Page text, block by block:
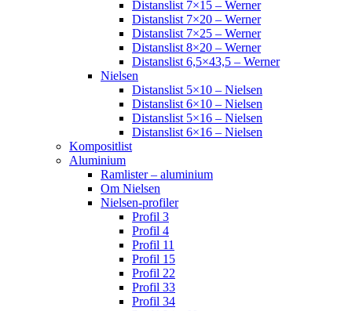
Distanslist 7×15 – Werner
Distanslist 7×20 – Werner
Distanslist 7×25 – Werner
Distanslist 8×20 – Werner
Distanslist 6,5×43,5 – Werner
Nielsen
Distanslist 5×10 – Nielsen
Distanslist 6×10 – Nielsen
Distanslist 5×16 – Nielsen
Distanslist 6×16 – Nielsen
Kompositlist
Aluminium
Ramlister – aluminium
Om Nielsen
Nielsen-profiler
Profil 3
Profil 4
Profil 11
Profil 15
Profil 22
Profil 33
Profil 34